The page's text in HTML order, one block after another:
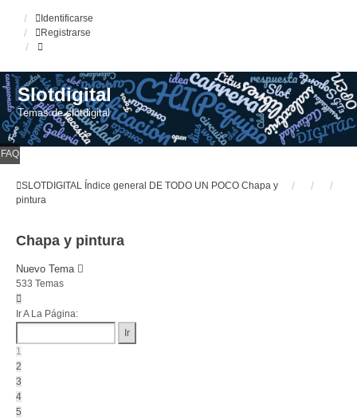
Identificarse
Registrarse
Slotdigital
Temas de slotdigital
FAQ
SLOTDIGITAL Índice general DE TODO UN POCO Chapa y
pintura
Chapa y pintura
Nuevo Tema
533 Temas
1
22
Ir A La Página:
1
2
3
4
5